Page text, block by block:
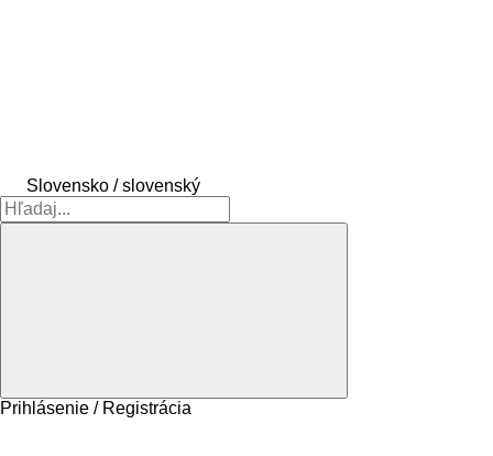
Slovensko / slovenský
Prihlásenie / Registrácia